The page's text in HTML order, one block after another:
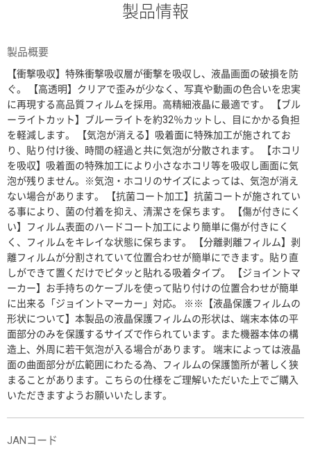
製品情報
製品概要
【衝撃吸収】特殊衝撃吸収層が衝撃を吸収し、液晶画面の破損を防
ぐ。 【高透明】クリアで歪みが少なく、写真や動画の色合いを忠実
に再現する高品質フィルムを採用。高精細液晶に最適です。 【ブル
ーライトカット】ブルーライトを約32％カットし、目にかかる負担
を軽減します。 【気泡が消える】吸着面に特殊加工が施されてお
り、貼り付け後、時間の経過と共に気泡が分散されます。 【ホコリ
を吸収】吸着面の特殊加工により小さなホコリ等を吸収し画面に気
泡が残りません。※気泡・ホコリのサイズによっては、気泡が消え
ない場合があります。 【抗菌コート加工】抗菌コートが施されてい
る事により、菌の付着を抑え、清潔さを保ちます。 【傷が付きにく
い】フィルム表面のハードコート加工により簡単に傷が付きにく
く、フィルムをキレイな状態に保ちます。 【分離剥離フィルム】剥
離フィルムが分割されていて位置合わせが簡単にできます。貼り直
しができて置くだけでピタッと貼れる吸着タイプ。 【ジョイントマ
ーカー】お手持ちのケーブルを使って貼り付けの位置合わせが簡単
に出来る「ジョイントマーカー」対応。 ※※【液晶保護フィルムの
形状について】本製品の液晶保護フィルムの形状は、端末本体の平
面部分のみを保護するサイズで作られています。また機器本体の構
造上、外周に若干気泡が入る場合があります。 端末によっては液晶
面の曲面部分が広範囲にわたる為、フィルムの保護箇所が著しく狭
まることがあります。こちらの仕様をご理解いただいた上でご購入
いただきますようお願いいたします。
JANコード